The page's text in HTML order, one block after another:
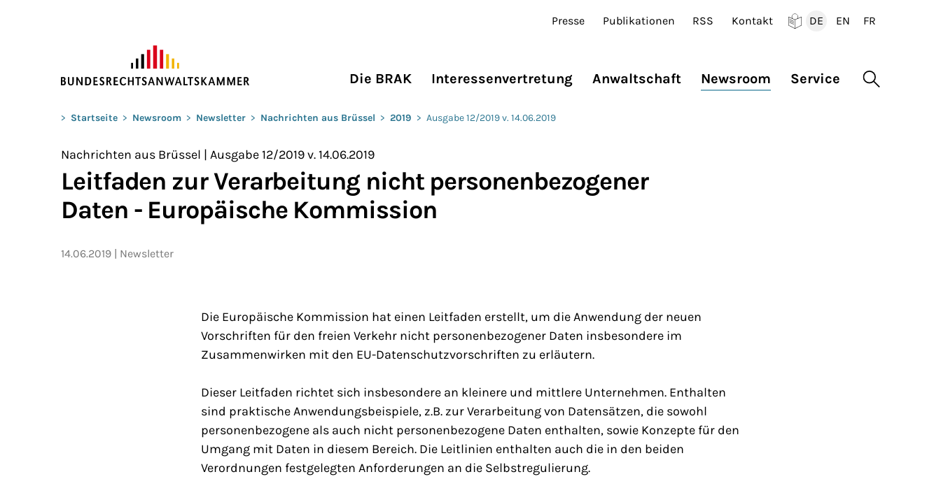
Presse Publikationen RSS Kontakt
DE
EN
FR
Die BRAK Interessenvertretung Anwaltschaft Newsroom Service Suche
Sie befinden sich hier:
> Startseite > Newsroom > Newsletter > Nachrichten aus Brüssel > 2019 > Ausgabe 12/2019 v. 14.06.2019
Nachrichten aus Brüssel | Ausgabe 12/2019 v. 14.06.2019
Leitfaden zur Verarbeitung nicht personenbezogener
Daten - Europäische Kommission
14.06.2019 Newsletter
Die Europäische Kommission hat einen Leitfaden erstellt, um die Anwendung der neuen
Vorschriften für den freien Verkehr nicht personenbezogener Daten insbesondere im
Zusammenwirken mit den EU-Datenschutzvorschriften zu erläutern.
Dieser Leitfaden richtet sich insbesondere an kleinere und mittlere Unternehmen. Enthalten
sind praktische Anwendungsbeispiele, z.B. zur Verarbeitung von Datensätzen, die sowohl
personenbezogene als auch nicht personenbezogene Daten enthalten, sowie Konzepte für den
Umgang mit Daten in diesem Bereich. Die Leitlinien enthalten auch die in den beiden
Verordnungen festgelegten Anforderungen an die Selbstregulierung.